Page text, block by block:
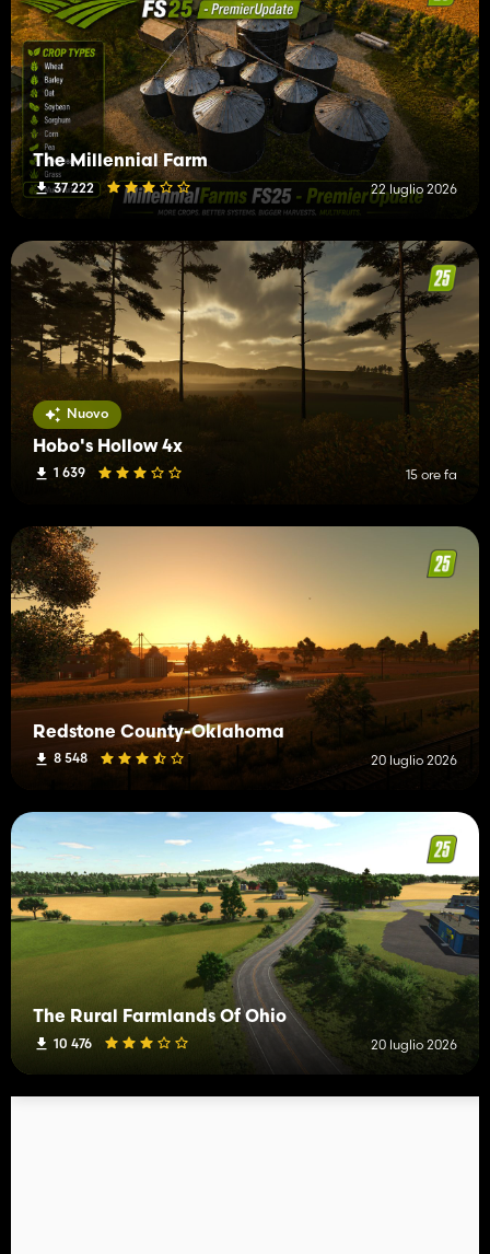
The Millennial Farm
37 222 22 luglio 2026
Nuovo
Hobo's Hollow 4x
1 639 15 ore fa
Redstone County-Oklahoma
8 548 20 luglio 2026
The Rural Farmlands Of Ohio
10 476 20 luglio 2026